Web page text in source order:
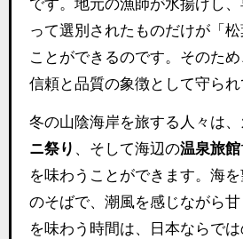
です。地元の漁師が水揚げし
って選別されたものだけが「
ことができるのです。そのた
信頼と品質の象徴として守られ
冬の山陰海岸を旅する人々は、
ニ祭り 、そして海辺の温泉旅館
を味わうことができます。海
のそばで、潮風を感じながら
を味わう時間は、日本ならで